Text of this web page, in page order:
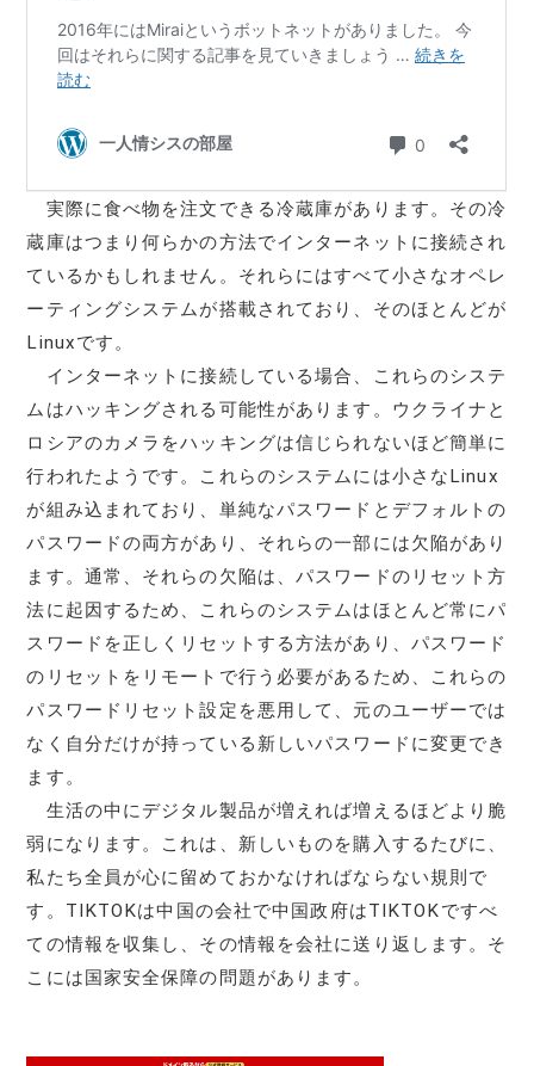
実際に食べ物を注文できる冷蔵庫があります。その冷
蔵庫はつまり何らかの方法でインターネットに接続され
ているかもしれません。それらにはすべて小さなオペレ
ーティングシステムが搭載されており、そのほとんどが
Linuxです。
インターネットに接続している場合、これらのシステ
ムはハッキングされる可能性があります。ウクライナと
ロシアのカメラをハッキングは信じられないほど簡単に
行われたようです。これらのシステムには小さなLinux
が組み込まれており、単純なパスワードとデフォルトの
パスワードの両方があり、それらの一部には欠陥があり
ます。通常、それらの欠陥は、パスワードのリセット方
法に起因するため、これらのシステムはほとんど常にパ
スワードを正しくリセットする方法があり、パスワード
のリセットをリモートで行う必要があるため、これらの
パスワードリセット設定を悪用して、元のユーザーでは
なく自分だけが持っている新しいパスワードに変更でき
ます。
生活の中にデジタル製品が増えれば増えるほどより脆
弱になります。これは、新しいものを購入するたびに、
私たち全員が心に留めておかなければならない規則で
す。TIKTOKは中国の会社で中国政府はTIKTOKですべ
ての情報を収集し、その情報を会社に送り返します。そ
こには国家安全保障の問題があります。